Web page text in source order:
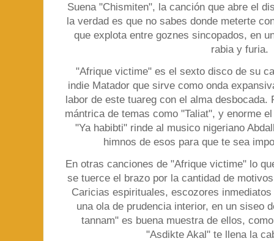
Suena "Chismiten", la canción que abre el
la verdad es que no sabes donde meterte
que explota entre goznes sincopados, en
rabia y furia.
"Afrique victime" es el sexto disco de su
indie Matador que sirve como onda
labor de este tuareg con el alma desbocada.
mántrica de temas como "Taliat", y enorme
"Ya habibti" rinde al musico nigeriano
himnos de esos para que te sea
En otras canciones de "Afrique victime" lo
se tuerce el brazo por la cantidad de
Caricias espirituales, escozores
una ola de prudencia interior, en un siseo
tannam" es buena muestra de ellos,
"Asdikte Akal" te llena la